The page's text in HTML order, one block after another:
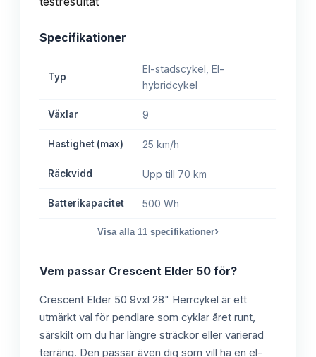
Specifikationer
Typ
El-stadscykel, El-
hybridcykel
Växlar 9
Hastighet (max) 25 km/h
Räckvidd Upp till 70 km
Batterikapacitet 500 Wh
Visa alla 11 specifikationer›
Vem passar Crescent Elder 50 för?
Crescent Elder 50 9vxl 28" Herrcykel är ett
utmärkt val för pendlare som cyklar året runt,
särskilt om du har längre sträckor eller varierad
terräng. Den passar även dig som vill ha en el-